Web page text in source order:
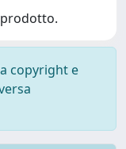
copyright e